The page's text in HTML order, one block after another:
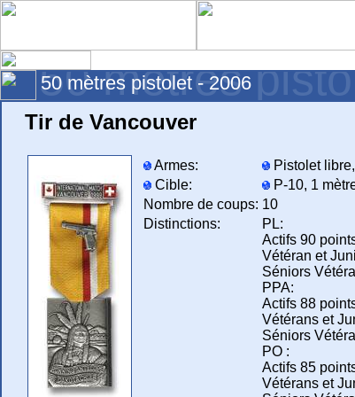
50 mètres
50 mètres pistolet - 2006
Tir de Vancouver
Armes: Pistolet libre,
Cible:
P-10, 1
Nombre de coups: 10
Distinctions:
PL:
Actifs 90
Vétéran et
Séniors
PPA:
Actifs 88
Vétérans et
Séniors
PO :
Actifs 85
Vétérans et